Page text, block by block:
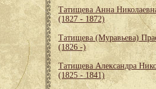
Татищева Анна
(1827 - 1872)
Татищева (Муравьева)
(1826 -)
Татищева Александра
(1825 - 1841)